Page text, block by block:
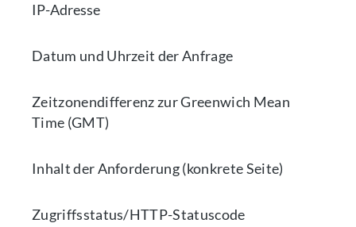
IP-Adresse
Datum und Uhrzeit der Anfrage
Zeitzonendifferenz zur Greenwich Mean
Time (GMT)
Inhalt der Anforderung (konkrete Seite)
Zugriffsstatus/HTTP-Statuscode